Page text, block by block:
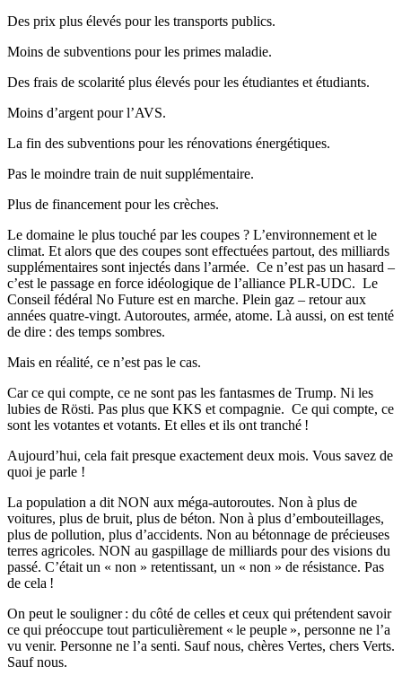
Des prix plus élevés pour les transports publics.
Moins de subventions pour les primes maladie.
Des frais de scolarité plus élevés pour les étudiantes et étudiants.
Moins d’argent pour l’AVS.
La fin des subventions pour les rénovations énergétiques.
Pas le moindre train de nuit supplémentaire.
Plus de financement pour les crèches.
Le domaine le plus touché par les coupes ? L’environnement et le
climat. Et alors que des coupes sont effectuées partout, des milliards
supplémentaires sont injectés dans l’armée. Ce n’est pas un hasard –
c’est le passage en force idéologique de l’alliance PLR-UDC. Le
Conseil fédéral No Future est en marche. Plein gaz – retour aux
années quatre-vingt. Autoroutes, armée, atome. Là aussi, on est tenté
de dire : des temps sombres.
Mais en réalité, ce n’est pas le cas.
Car ce qui compte, ce ne sont pas les fantasmes de Trump. Ni les
lubies de Rösti. Pas plus que KKS et compagnie. Ce qui compte, ce
sont les votantes et votants. Et elles et ils ont tranché !
Aujourd’hui, cela fait presque exactement deux mois. Vous savez de
quoi je parle !
La population a dit NON aux méga-autoroutes. Non à plus de
voitures, plus de bruit, plus de béton. Non à plus d’embouteillages,
plus de pollution, plus d’accidents. Non au bétonnage de précieuses
terres agricoles. NON au gaspillage de milliards pour des visions du
passé. C’était un « non » retentissant, un « non » de résistance. Pas
de cela !
On peut le souligner : du côté de celles et ceux qui prétendent savoir
ce qui préoccupe tout particulièrement « le peuple », personne ne l’a
vu venir. Personne ne l’a senti. Sauf nous, chères Vertes, chers Verts.
Sauf nous.